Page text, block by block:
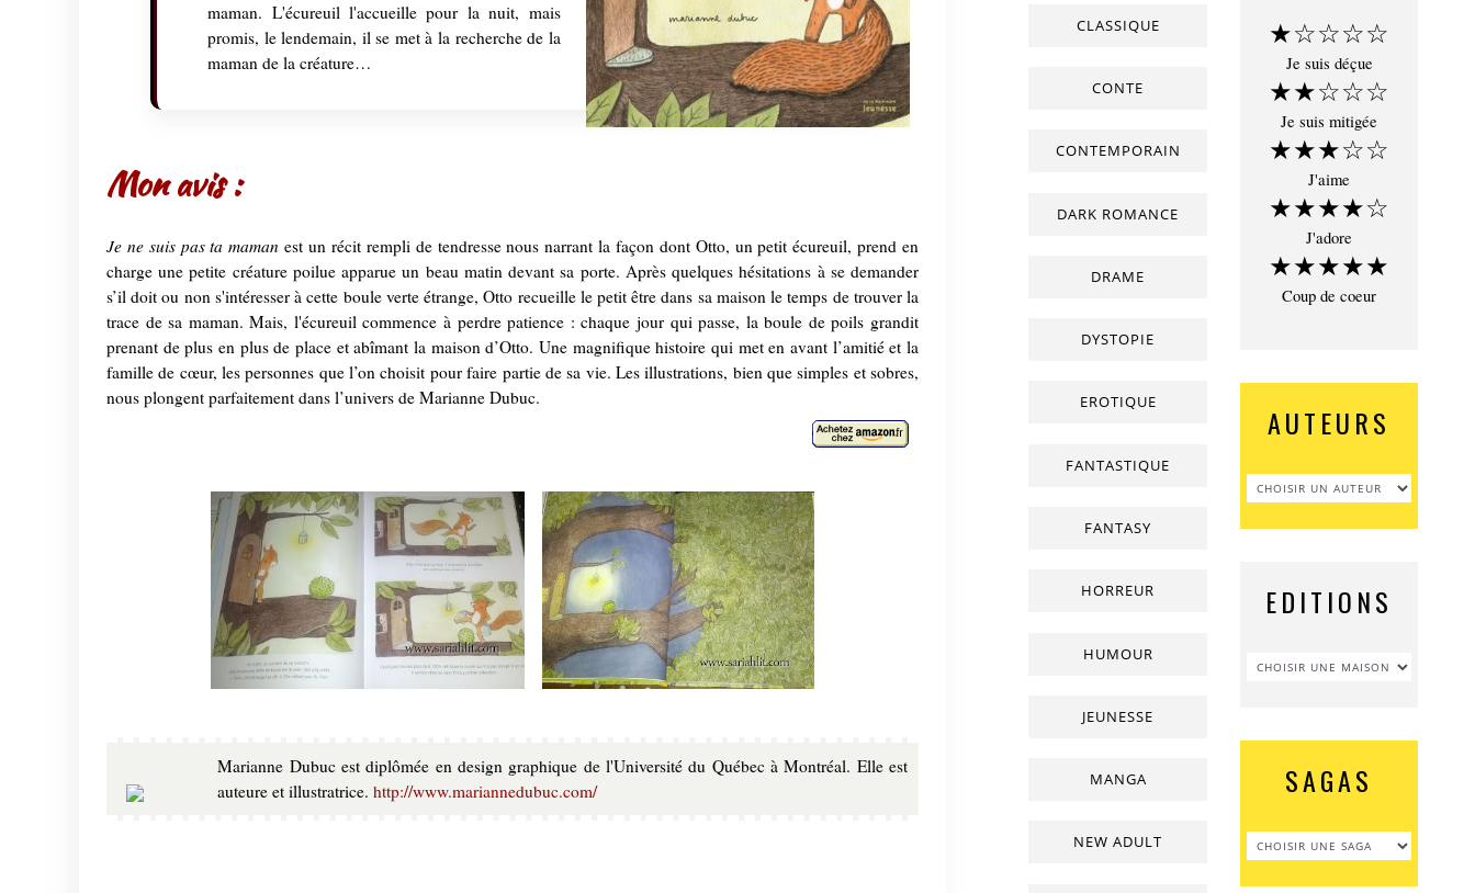
maman. L'écureuil l'accueille pour la nuit, mais
promis, le lendemain, il se met à la recherche de la
maman de la créature…
Mon avis :
Je ne suis pas ta maman est un récit rempli de tendresse nous narrant la façon dont Otto, un petit écureuil, prend en
charge une petite créature poilue apparue un beau matin devant sa porte. Après quelques hésitations à se demander
s’il doit ou non s'intéresser à cette boule verte étrange, Otto recueille le petit être dans sa maison le temps de trouver la
trace de sa maman. Mais, l'écureuil commence à perdre patience : chaque jour qui passe, la boule de poils grandit
prenant de plus en plus de place et abîmant la maison d’Otto. Une magnifique histoire qui met en avant l’amitié et la
famille de cœur, les personnes que l’on choisit pour faire partie de sa vie. Les illustrations, bien que simples et sobres,
nous plongent parfaitement dans l’univers de Marianne Dubuc.
Marianne Dubuc est diplômée en design graphique de l'Université du Québec à Montréal. Elle est
auteure et illustratrice.http://www.mariannedubuc.com/
CLASSIQUE
CONTE
CONTEMPORAIN
DARK ROMANCE
DRAME
DYSTOPIE
EROTIQUE
FANTASTIQUE
FANTASY
HORREUR
HUMOUR
JEUNESSE
MANGA
NEW ADULT
★☆☆☆☆
Je suis déçue
★★☆☆☆
Je suis mitigée
★★★☆☆
J'aime
★★★★☆
J'adore
★★★★★
Coup de coeur
AUTEURS
EDITIONS
SAGAS